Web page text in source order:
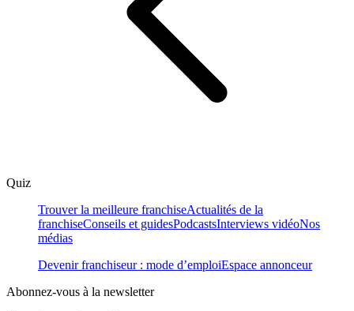
Quiz
Trouver la meilleure franchiseActualités de la
franchiseConseils et guidesPodcastsInterviews vidéoNos
médias
Devenir franchiseur : mode d’emploiEspace annonceur
Abonnez-vous à la newsletter